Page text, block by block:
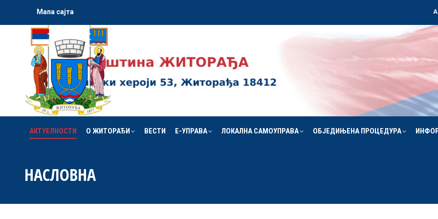
Мапа сајта
АКТУЕЛНОСТИ О ЖИТОРАЂИ ВЕСТИ Е-УПРАВА ЛОКАЛНА САМОУПРАВА ОБЈЕДИЊЕНА ПРОЦЕДУРА
НАСЛОВНА
АКТУЕЛНОСТИ